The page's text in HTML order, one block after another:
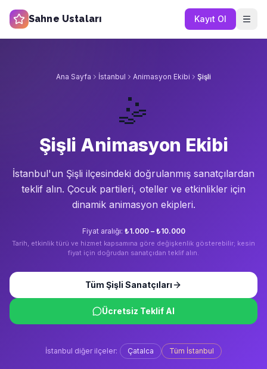
Sahne Ustaları Kayıt Ol
Ana Sayfa İstanbul Animasyon Ekibi Şişli
🤹
Şişli Animasyon Ekibi
İstanbul'un Şişli ilçesindeki doğrulanmış sanatçılardan
teklif alın. Çocuk partileri, oteller ve etkinlikler için
dinamik animasyon ekipleri.
Fiyat aralığı: ₺1.000 – ₺10.000
Tarih, etkinlik türü ve hizmet kapsamına göre değişkenlik gösterebilir; kesin
fiyat için doğrudan sanatçıdan teklif alın.
Tüm Şişli Sanatçıları
Ücretsiz Teklif Al
İstanbul diğer ilçeler: Çatalca Tüm İstanbul